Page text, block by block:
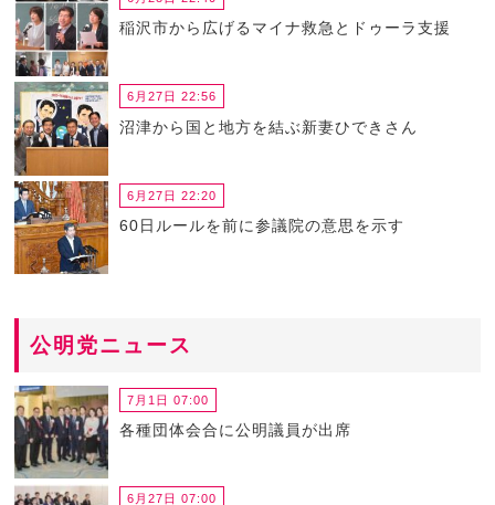
稲沢市から広げるマイナ救急とドゥーラ支援
6月27日 22:56
沼津から国と地方を結ぶ新妻ひできさん
6月27日 22:20
60日ルールを前に参議院の意思を示す
公明党ニュース
7月1日 07:00
各種団体会合に公明議員が出席
6月27日 07:00